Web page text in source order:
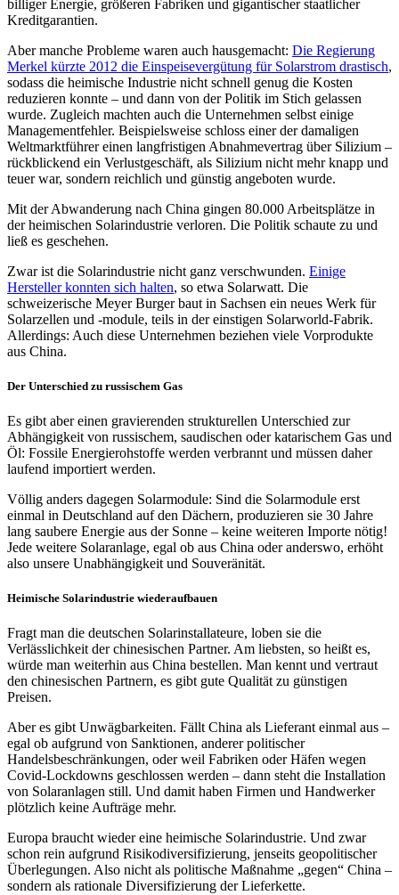
billiger Energie, größeren Fabriken und gigantischer staatlicher
Kreditgarantien.
Aber manche Probleme waren auch hausgemacht: Die Regierung
Merkel kürzte 2012 die Einspeisevergütung für Solarstrom drastisch,
sodass die heimische Industrie nicht schnell genug die Kosten
reduzieren konnte – und dann von der Politik im Stich gelassen
wurde. Zugleich machten auch die Unternehmen selbst einige
Managementfehler. Beispielsweise schloss einer der damaligen
Weltmarktführer einen langfristigen Abnahmevertrag über Silizium –
rückblickend ein Verlustgeschäft, als Silizium nicht mehr knapp und
teuer war, sondern reichlich und günstig angeboten wurde.
Mit der Abwanderung nach China gingen 80.000 Arbeitsplätze in
der heimischen Solarindustrie verloren. Die Politik schaute zu und
ließ es geschehen.
Zwar ist die Solarindustrie nicht ganz verschwunden. Einige
Hersteller konnten sich halten, so etwa Solarwatt. Die
schweizerische Meyer Burger baut in Sachsen ein neues Werk für
Solarzellen und -module, teils in der einstigen Solarworld-Fabrik.
Allerdings: Auch diese Unternehmen beziehen viele Vorprodukte
aus China.
Der Unterschied zu russischem Gas
Es gibt aber einen gravierenden strukturellen Unterschied zur
Abhängigkeit von russischem, saudischen oder katarischem Gas und
Öl: Fossile Energierohstoffe werden verbrannt und müssen daher
laufend importiert werden.
Völlig anders dagegen Solarmodule: Sind die Solarmodule erst
einmal in Deutschland auf den Dächern, produzieren sie 30 Jahre
lang saubere Energie aus der Sonne – keine weiteren Importe nötig!
Jede weitere Solaranlage, egal ob aus China oder anderswo, erhöht
also unsere Unabhängigkeit und Souveränität.
Heimische Solarindustrie wiederaufbauen
Fragt man die deutschen Solarinstallateure, loben sie die
Verlässlichkeit der chinesischen Partner. Am liebsten, so heißt es,
würde man weiterhin aus China bestellen. Man kennt und vertraut
den chinesischen Partnern, es gibt gute Qualität zu günstigen
Preisen.
Aber es gibt Unwägbarkeiten. Fällt China als Lieferant einmal aus –
egal ob aufgrund von Sanktionen, anderer politischer
Handelsbeschränkungen, oder weil Fabriken oder Häfen wegen
Covid-Lockdowns geschlossen werden – dann steht die Installation
von Solaranlagen still. Und damit haben Firmen und Handwerker
plötzlich keine Aufträge mehr.
Europa braucht wieder eine heimische Solarindustrie. Und zwar
schon rein aufgrund Risikodiversifizierung, jenseits geopolitischer
Überlegungen. Also nicht als politische Maßnahme „gegen“ China –
sondern als rationale Diversifizierung der Lieferkette.